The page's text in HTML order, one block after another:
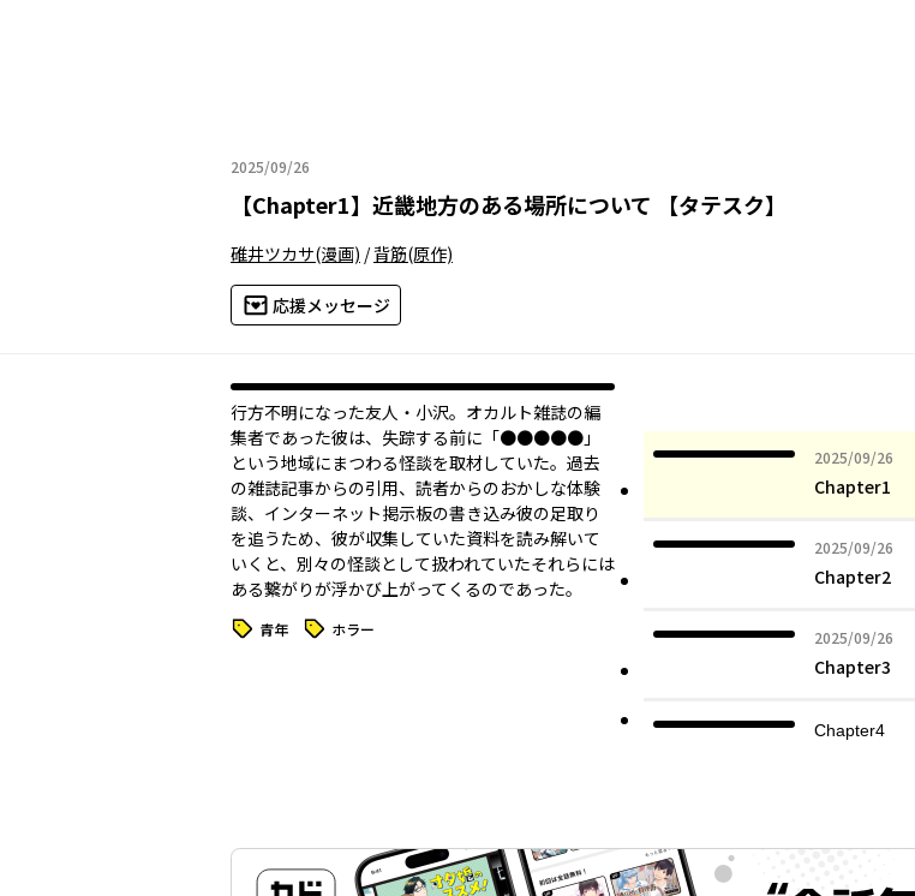
2025/09/26
2025年09月26日
【Chapter1】 近畿地方のある場所について 【タテスク】
碓井ツカサ(漫画) /背筋(原作)
応援メッセージ
行方不明になった友人・小沢。オカルト雑誌の編
集者であった彼は、失踪する前に「●●●●●」
という地域にまつわる怪談を取材していた。過去
の雑誌記事からの引用、読者からのおかしな体験
談、インターネット掲示板の書き込み――彼の足取り
を追うため、彼が収集していた資料を読み解いて
いくと、別々の怪談として扱われていたそれらには
ある繋がりが浮かび上がってくるのであった。
タグ 青年 タグ ホラー
2025/09/26
2025年09月26日
Chapter1
2025/09/26
2025年09月26日
Chapter2
2025/09/26
2025年09月26日
Chapter3
Chapter4